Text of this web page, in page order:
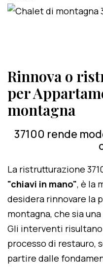
Rinnova o
per
montagna
37100 rende
La ristrutturazione
"chiavi in mano", è la
desidera rinnovare la
montagna, che sia
Gli interventi
processo di restauro,
partire dalle